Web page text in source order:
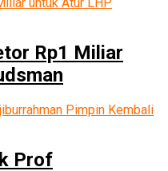
Rp1 Miliar
Prof